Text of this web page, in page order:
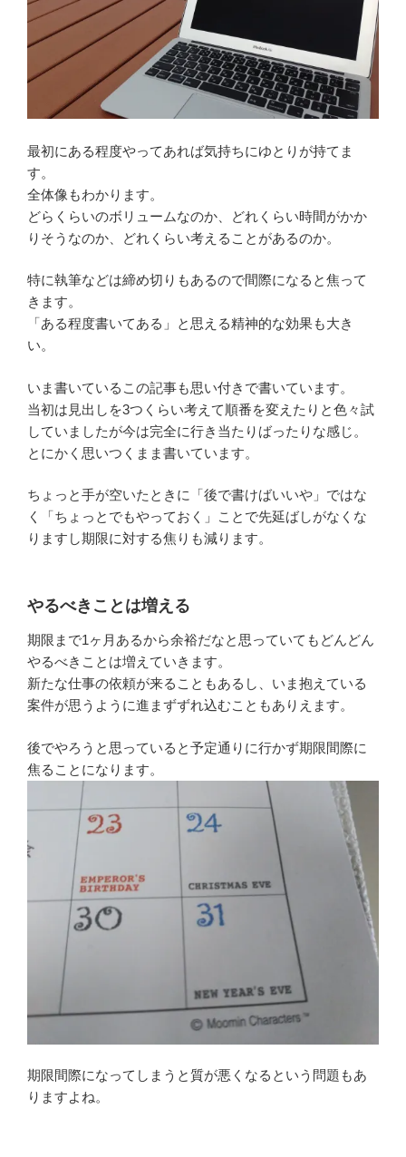
最初にある程度やってあれば気持ちにゆとりが持てま
す。
全体像もわかります。
どらくらいのボリュームなのか、どれくらい時間がかか
りそうなのか、どれくらい考えることがあるのか。
特に執筆などは締め切りもあるので間際になると焦って
きます。
「ある程度書いてある」と思える精神的な効果も大き
い。
いま書いているこの記事も思い付きで書いています。
当初は見出しを3つくらい考えて順番を変えたりと色々試
していましたが今は完全に行き当たりばったりな感じ。
とにかく思いつくまま書いています。
ちょっと手が空いたときに「後で書けばいいや」ではな
く「ちょっとでもやっておく」ことで先延ばしがなくな
りますし期限に対する焦りも減ります。
やるべきことは増える
期限まで1ヶ月あるから余裕だなと思っていてもどんどん
やるべきことは増えていきます。
新たな仕事の依頼が来ることもあるし、いま抱えている
案件が思うように進まずずれ込むこともありえます。
後でやろうと思っていると予定通りに行かず期限間際に
焦ることになります。
期限間際になってしまうと質が悪くなるという問題もあ
りますよね。